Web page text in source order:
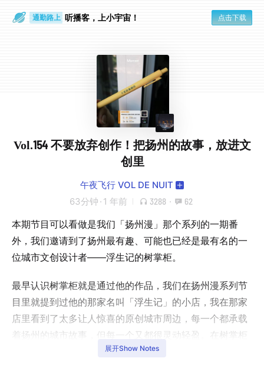
通勤路上 听播客，上小宇宙！ 点击下载
Vol.154 不要放弃创作！把扬州的故事，放进文
创里
午夜飞行 VOL DE NUIT
63分钟 · 1 年前 3288 · 62
本期节目可以看做是我们「扬州漫」那个系列的一期番
外，我们邀请到了扬州最有趣、可能也已经是最有名的一
位城市文创设计者——浮生记的树掌柜。
最早认识树掌柜就是通过他的作品，我们在扬州漫系列节
目里就提到过他的那家名叫「浮生记」的小店，我在那家
店里看到了太多让人惊喜的原创城市周边，每一个都承载
着扬州的城市故事，但每一个又都很灵动轻盈。在树掌柜
的文创店里，我看到了很多真正从在地文化中提炼出的元
展开Show Notes